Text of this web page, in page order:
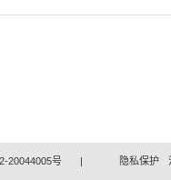
20044005号 | 隐私保护